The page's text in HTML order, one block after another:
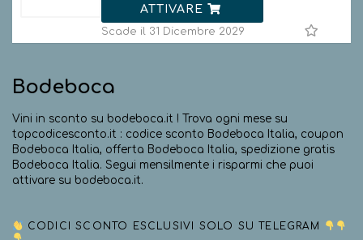
ATTIVARE
Scade il 31 Dicembre 2029
Bodeboca
Vini in sconto su bodeboca.it ! Trova ogni mese su
topcodicesconto.it : codice sconto Bodeboca Italia, coupon
Bodeboca Italia, offerta Bodeboca Italia, spedizione gratis
Bodeboca Italia. Segui mensilmente i risparmi che puoi
attivare su bodeboca.it.
CODICI SCONTO ESCLUSIVI SOLO SU TELEGRAM